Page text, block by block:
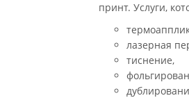
принт. Услуги,
лазерная
тиснение,